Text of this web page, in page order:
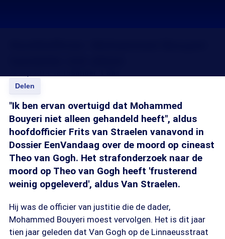
Delen
"Ik ben ervan overtuigd dat Mohammed
Bouyeri niet alleen gehandeld heeft", aldus
hoofdofficier Frits van Straelen vanavond in
Dossier EenVandaag over de moord op cineast
Theo van Gogh. Het strafonderzoek naar de
moord op Theo van Gogh heeft 'frusterend
weinig opgeleverd', aldus Van Straelen.
Hij was de officier van justitie die de dader,
Mohammed Bouyeri moest vervolgen. Het is dit jaar
tien jaar geleden dat Van Gogh op de Linnaeusstraat